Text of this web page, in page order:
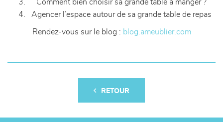
Comment bien choisir sa grande table à manger ?
Agencer l’espace autour de sa grande table de repas
Rendez-vous sur le blog : blog.ameublier.com
RETOUR